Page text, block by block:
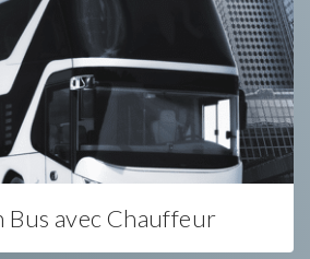
Bus avec Chauffeur